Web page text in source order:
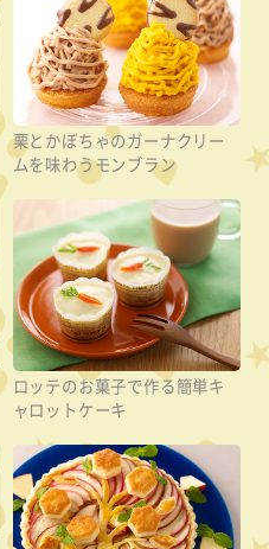
栗とかぼちゃのガーナクリー
ムを味わうモンブラン
ロッテのお菓子で作る簡単キ
ャロットケーキ